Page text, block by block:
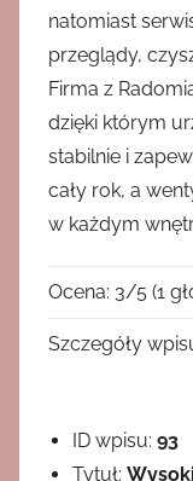
natomiast
przeglądy,
Firma z
dzięki którym
stabilnie i
cały rok, a
w każdym
Ocena: 3/5 (1
Szczegóły
ID wpisu: 93
Tytuł: